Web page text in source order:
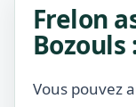
Frelon
Bozouls
Vous pouvez